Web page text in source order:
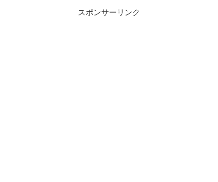
スポンサーリンク